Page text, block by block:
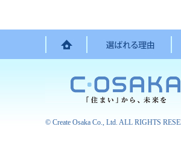
© Create Osaka Co., Ltd. ALL RIGHTS